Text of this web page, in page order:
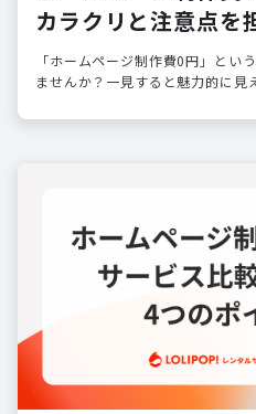
カラクリと注意点を
「ホームページ制作費0円」とい
ませんか？一見すると魅力的に見
じるのは自然なこと…